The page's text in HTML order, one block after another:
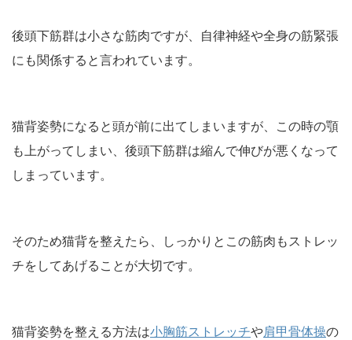
後頭下筋群は小さな筋肉ですが、自律神経や全身の筋緊張
にも関係すると言われています。
猫背姿勢になると頭が前に出てしまいますが、この時の顎
も上がってしまい、後頭下筋群は縮んで伸びが悪くなって
しまっています。
そのため猫背を整えたら、しっかりとこの筋肉もストレッ
チをしてあげることが大切です。
猫背姿勢を整える方法は小胸筋ストレッチや肩甲骨体操の